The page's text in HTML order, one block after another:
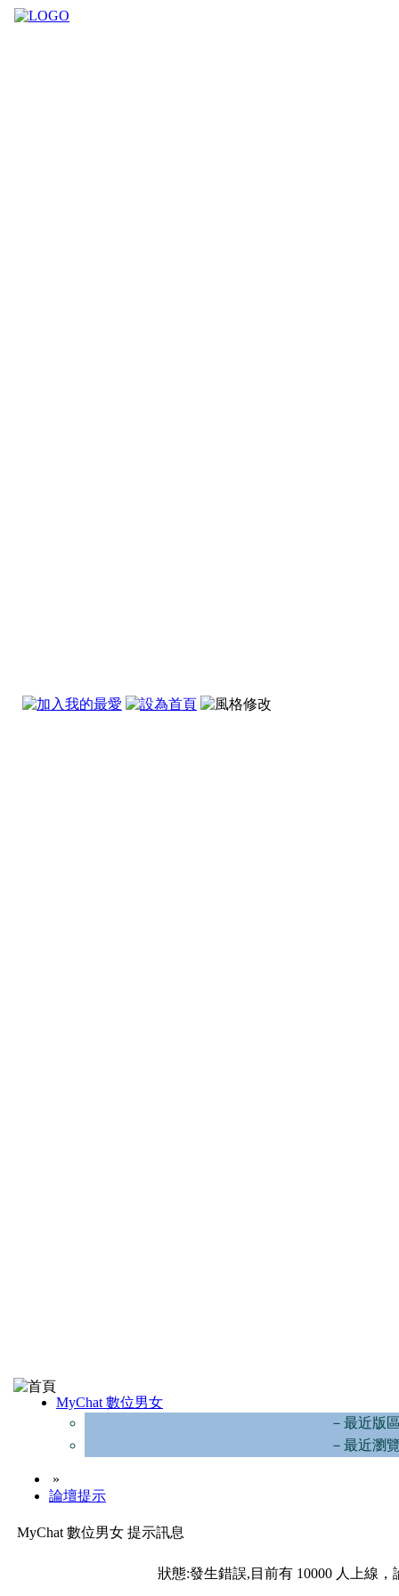
MyChat 數位男女
－最近版
－最近瀏
»
論壇提示
MyChat 數位男女 提示訊息
狀態:發生錯誤,目前有 10000 人上線